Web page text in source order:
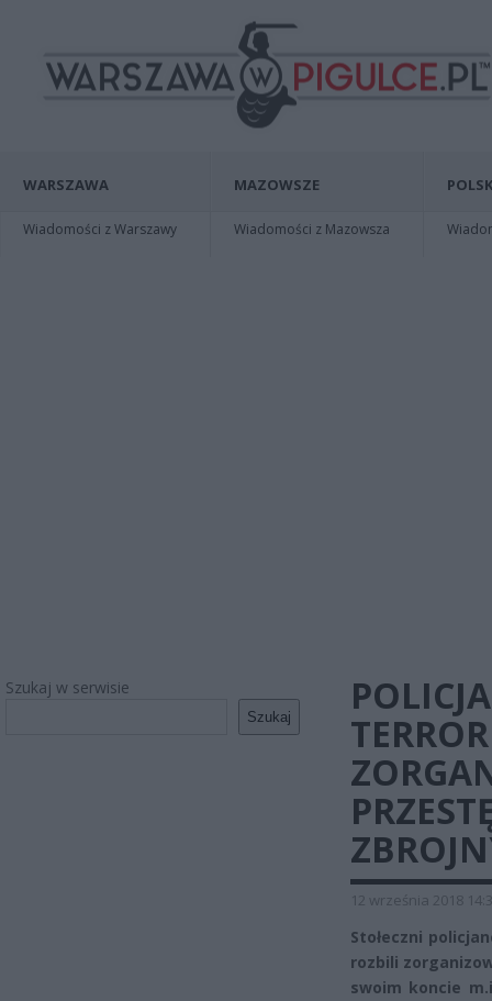
WARSZAWA
Wiadomości z Warszawy
MAZOWSZE
Wiadomości z Mazowsza
Szukaj w serwisie
Szukaj
12 września 2018
Stołeczni
rozbili
swoim koncie